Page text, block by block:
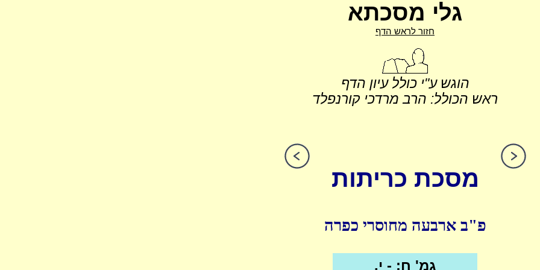
גלי מסכתא
חזור לראש הדף
הוגש ע"י כולל עיון הדף
ראש הכולל: הרב מרדכי קורנפלד
מסכת כריתות
פ"ב ארבעה מחוסרי כפרה
גמ' ח: - י.